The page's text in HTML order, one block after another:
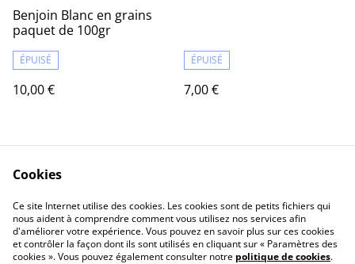
Benjoin Blanc en grains
paquet de 100gr
ÉPUISÉ
10,00 €
ÉPUISÉ
7,00 €
Contact Us
Legal Terms
Privacy Policy
Cookie Policy
Cookies
Ce site Internet utilise des cookies. Les cookies sont de petits fichiers qui
nous aident à comprendre comment vous utilisez nos services afin
d'améliorer votre expérience. Vous pouvez en savoir plus sur ces cookies
et contrôler la façon dont ils sont utilisés en cliquant sur « Paramètres des
cookies ». Vous pouvez également consulter notre politique de cookies.